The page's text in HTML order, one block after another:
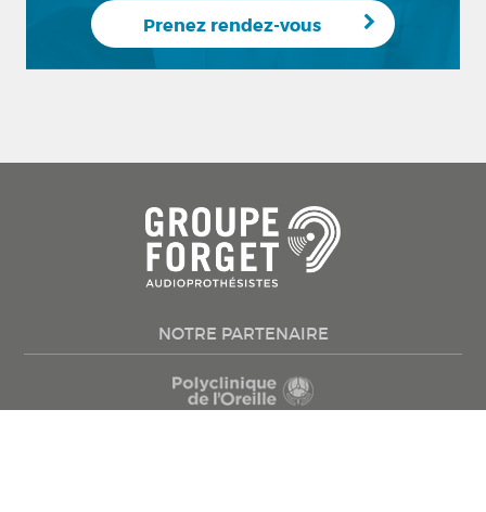
Prenez rendez-vous
NOTRE PARTENAIRE